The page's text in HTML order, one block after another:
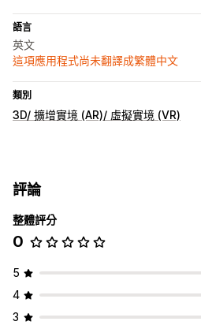
語言
英文
這項應用程式尚未翻譯成繁體中文
類別
3D/ 擴增實境 (AR)/ 虛擬實境 (VR)
商品設定工具
評論
整體評分
0
5
4
3